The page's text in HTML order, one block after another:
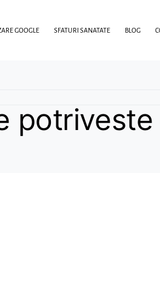
GOOGLE SFATURI SANATATE BLOG